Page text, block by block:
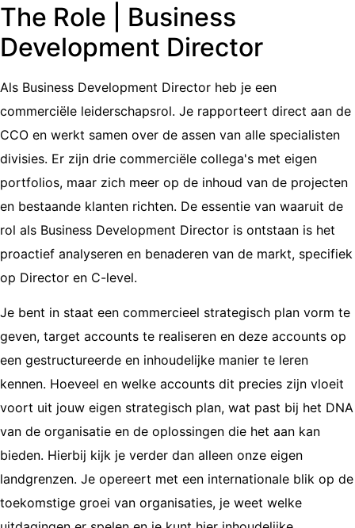
The Role | Business
Development Director
Als Business Development Director heb je een
commerciële leiderschapsrol. Je rapporteert direct aan de
CCO en werkt samen over de assen van alle specialisten
divisies. Er zijn drie commerciële collega's met eigen
portfolios, maar zich meer op de inhoud van de projecten
en bestaande klanten richten. De essentie van waaruit de
rol als Business Development Director is ontstaan is het
proactief analyseren en benaderen van de markt, specifiek
op Director en C-level.
Je bent in staat een commercieel strategisch plan vorm te
geven, target accounts te realiseren en deze accounts op
een gestructureerde en inhoudelijke manier te leren
kennen. Hoeveel en welke accounts dit precies zijn vloeit
voort uit jouw eigen strategisch plan, wat past bij het DNA
van de organisatie en de oplossingen die het aan kan
bieden. Hierbij kijk je verder dan alleen onze eigen
landgrenzen. Je opereert met een internationale blik op de
toekomstige groei van organisaties, je weet welke